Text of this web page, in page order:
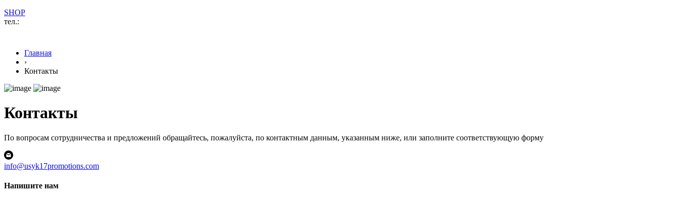
SHOP
тел.:
Главная
›
Контакты
Контакты
По вопросам сотрудничества и предложений обращайтесь, пожалуйста, по контактным данным, указанным ниже, или заполните соответствующую форму
info@usyk17promotions.com
Напишите нам